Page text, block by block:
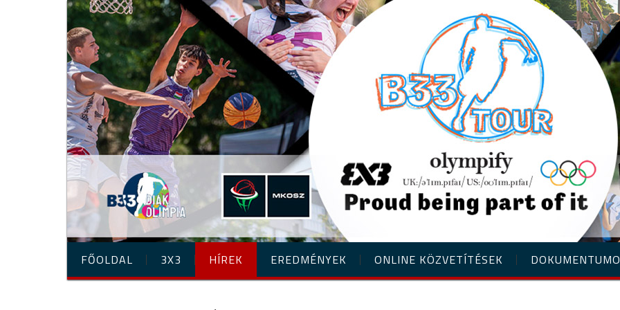
FŐOLDAL 3X3 HÍREK EREDMÉNYEK ONLINE KÖZVETÍTÉSEK